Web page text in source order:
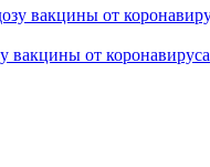
вакцины от коронавируса